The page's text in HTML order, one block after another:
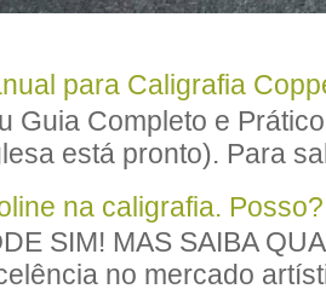
para Caligrafia
Guia Completo e
está pronto). Para
na caligrafia. Posso?
SIM! MAS SAIBA
no mercado